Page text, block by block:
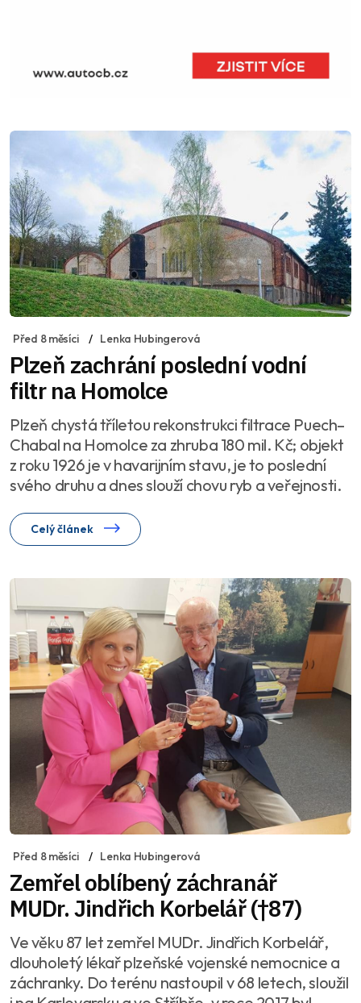
Před 8 měsíci Lenka Hubingerová
Plzeň zachrání poslední vodní
filtr na Homolce
Plzeň chystá tříletou rekonstrukci filtrace Puech–
Chabal na Homolce za zhruba 180 mil. Kč; objekt
z roku 1926 je v havarijním stavu, je to poslední
svého druhu a dnes slouží chovu ryb a veřejnosti.
Celý článek
Před 8 měsíci Lenka Hubingerová
Zemřel oblíbený záchranář
MUDr. Jindřich Korbelář (†87)
Ve věku 87 let zemřel MUDr. Jindřich Korbelář,
dlouholetý lékař plzeňské vojenské nemocnice a
záchranky. Do terénu nastoupil v 68 letech, sloužil